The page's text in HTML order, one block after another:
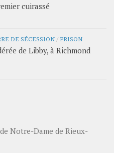
cuirassé
DE SÉCESSION / PRISON
de Libby, à Richmond
de Notre-Dame de Rieux-